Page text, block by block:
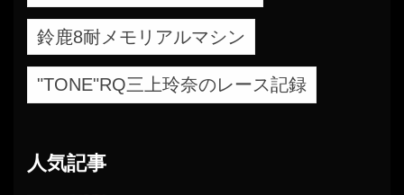
鈴鹿8耐メモリアルマシン
"TONE"RQ三上玲奈のレース記録
人気記事